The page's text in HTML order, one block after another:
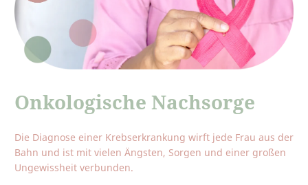
Onkologische Nachsorge
Die Diagnose einer Krebserkrankung wirft jede Frau aus der
Bahn und ist mit vielen Ängsten, Sorgen und einer großen
Ungewissheit verbunden.